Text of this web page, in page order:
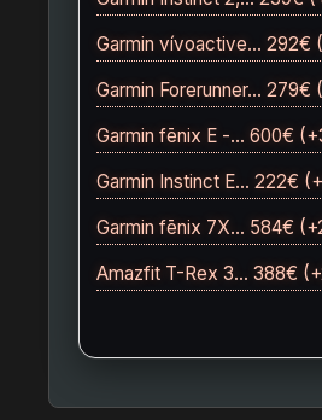
Garmin vívoactive… 292€
Garmin Forerunner…
Garmin fēnix E -… 600€
Garmin Instinct E… 222€
Garmin fēnix 7X… 584€
Amazfit T-Rex 3… 388€